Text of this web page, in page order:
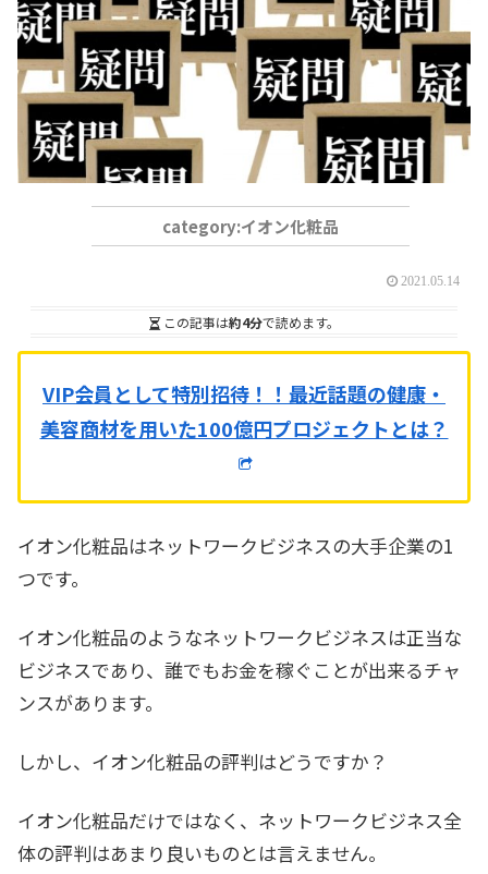
イオン化粧品
2021.05.14
この記事は約4分で読めます。
VIP会員として特別招待！！ 最近話題の健康・
美容商材を用いた100億円プロジェクトとは？
イオン化粧品はネットワークビジネスの大手企業の1
つです。
イオン化粧品のようなネットワークビジネスは正当な
ビジネスであり、誰でもお金を稼ぐことが出来るチャ
ンスがあります。
しかし、イオン化粧品の評判はどうですか？
イオン化粧品だけではなく、ネットワークビジネス全
体の評判はあまり良いものとは言えません。